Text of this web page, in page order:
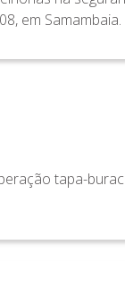
em Samambaia.
tapa-